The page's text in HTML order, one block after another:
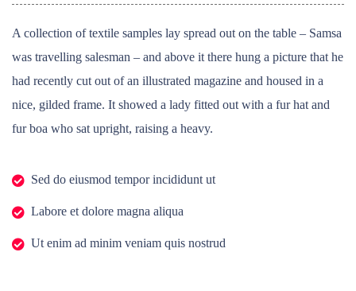
A collection of textile samples lay spread out on the table – Samsa
was travelling salesman – and above it there hung a picture that he
had recently cut out of an illustrated magazine and housed in a
nice, gilded frame. It showed a lady fitted out with a fur hat and
fur boa who sat upright, raising a heavy.
Sed do eiusmod tempor incididunt ut
Labore et dolore magna aliqua
Ut enim ad minim veniam quis nostrud